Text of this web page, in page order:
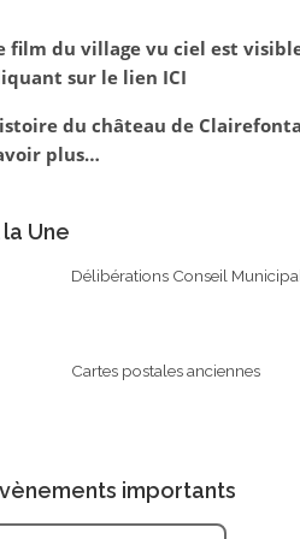
film du village vu ciel est
sur le lien ICI
du château de
plus…
la Une
Délibérations Conseil Municipal
Cartes postales anciennes
importants